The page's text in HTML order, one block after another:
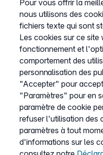
Définir
Pour vous offrir la
nous utilisons des
fichiers texte qui sont
Les cookies sur ce site
fonctionnement et
comportement des
personnalisation des
"Accepter" pour
"Paramètres" pour en
paramètre de cookie
refuser l'utilisation des
paramètres à tout
d'informations sur les